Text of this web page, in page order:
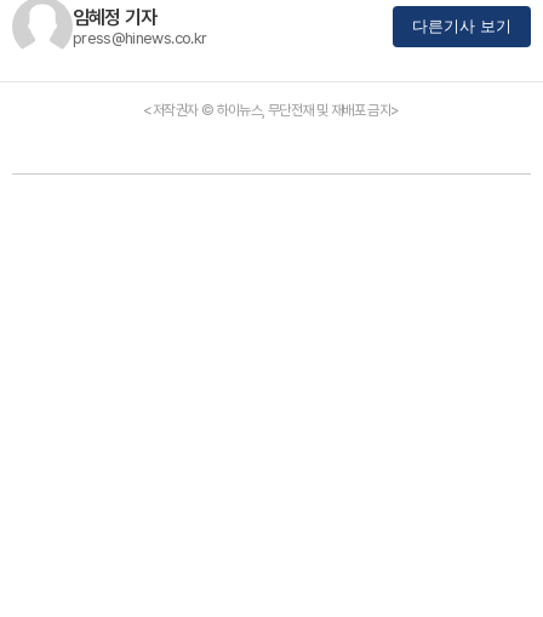
임혜정 기자
press@hinews.co.kr
다른기사 보기
<저작권자 © 하이뉴스, 무단전재 및 재배포 금지>